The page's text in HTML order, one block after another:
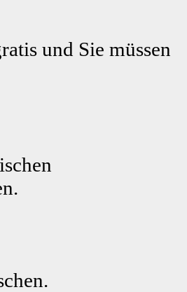
und Sie müssen